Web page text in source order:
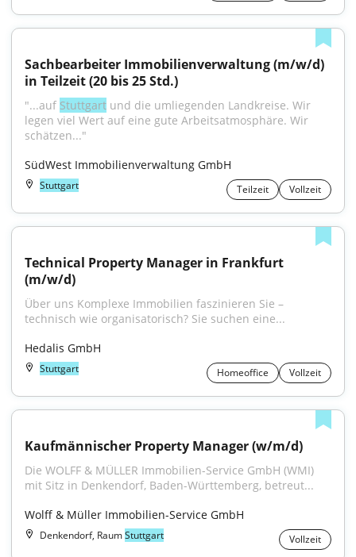
Sachbearbeiter Immobilienverwaltung (m/w/d)
in Teilzeit (20 bis 25 Std.)
"...auf Stuttgart und die umliegenden Landkreise. Wir
legen viel Wert auf eine gute Arbeitsatmosphäre. Wir
schätzen..."
SüdWest Immobilienverwaltung GmbH
Stuttgart Teilzeit Vollzeit
Technical Property Manager in Frankfurt
(m/w/d)
Über uns Komplexe Immobilien faszinieren Sie –
technisch wie organisatorisch? Sie suchen eine...
Hedalis GmbH
Stuttgart Homeoffice Vollzeit
Kaufmännischer Property Manager (w/m/d)
Die WOLFF & MÜLLER Immobilien-Service GmbH (WMI)
mit Sitz in Denkendorf, Baden-Württemberg, betreut...
Wolff & Müller Immobilien-Service GmbH
Denkendorf, RaumStuttgart Vollzeit